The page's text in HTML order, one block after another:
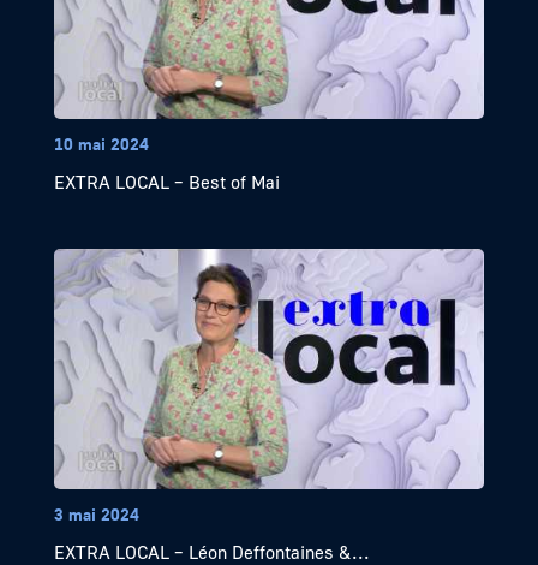
10 mai 2024
EXTRA LOCAL – Best of Mai
3 mai 2024
EXTRA LOCAL – Léon Deffontaines &...